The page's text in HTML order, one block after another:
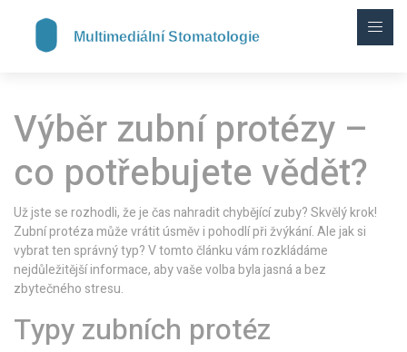
Výběr zubní protézy –
co potřebujete vědět?
Už jste se rozhodli, že je čas nahradit chybějící zuby? Skvělý krok!
Zubní protéza může vrátit úsměv i pohodlí při žvýkání. Ale jak si
vybrat ten správný typ? V tomto článku vám rozkládáme
nejdůležitější informace, aby vaše volba byla jasná a bez
zbytečného stresu.
Typy zubních protéz